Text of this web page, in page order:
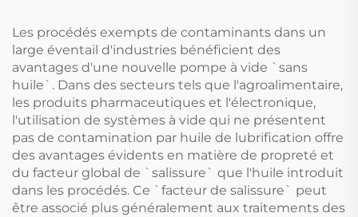
Les procédés exempts de contaminants dans un
large éventail d'industries bénéficient des
avantages d'une nouvelle pompe à vide `sans
huile`. Dans des secteurs tels que l'agroalimentaire,
les produits pharmaceutiques et l'électronique,
l'utilisation de systèmes à vide qui ne présentent
pas de contamination par huile de lubrification offre
des avantages évidents en matière de propreté et
du facteur global de `salissure` que l'huile introduit
dans les procédés. Ce `facteur de salissure` peut
être associé plus généralement aux traitements des